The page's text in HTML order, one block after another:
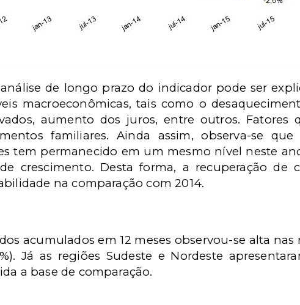
de longo prazo do indicador pode ser
macroeconômicas, tais como o
aumento dos juros, entre outros. Fatores
familiares. Ainda assim, observa-se
tem permanecido em um mesmo nível neste
crescimento. Desta forma, a recuperação de
na comparação com 2014.
acumulados em 12 meses observou-se alta nas
Já as regiões Sudeste e Nordeste
a base de comparação.